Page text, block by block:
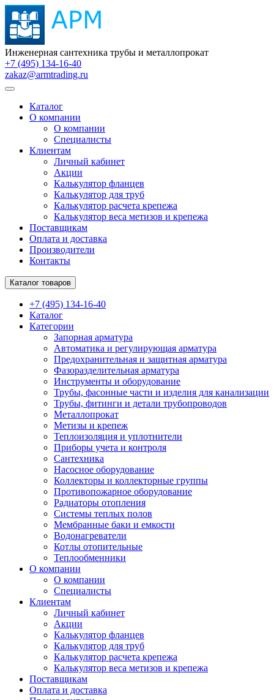
Инженерная сантехника трубы и металлопрокат
+7 (495) 134-16-40
zakaz@armtrading.ru
Каталог
О компании
О компании
Специалисты
Клиентам
Личный кабинет
Акции
Калькулятор фланцев
Калькулятор для труб
Калькулятор расчета крепежа
Калькулятор веса метизов и крепежа
Поставщикам
Оплата и доставка
Производители
Контакты
Каталог товаров
+7 (495) 134-16-40
Каталог
Категории
Запорная арматура
Автоматика и регулирующая арматура
Предохранительная и защитная арматура
Фазоразделительная арматура
Инструменты и оборудование
Трубы, фасонные части и изделия для канализации
Трубы, фитинги и детали трубопроводов
Металлопрокат
Метизы и крепеж
Теплоизоляция и уплотнители
Приборы учета и контроля
Сантехника
Насосное оборудование
Коллекторы и коллекторные группы
Противопожарное оборудование
Радиаторы отопления
Системы теплых полов
Мембранные баки и емкости
Водонагреватели
Котлы отопительные
Теплообменники
О компании
О компании
Специалисты
Клиентам
Личный кабинет
Акции
Калькулятор фланцев
Калькулятор для труб
Калькулятор расчета крепежа
Калькулятор веса метизов и крепежа
Поставщикам
Оплата и доставка